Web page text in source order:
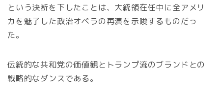
という決断を下したことは、大統領在任中に全アメリ
カを魅了した政治オペラの再演を示唆するものだっ
た。
伝統的な共和党の価値観とトランプ流のブランドとの
戦略的なダンスである。